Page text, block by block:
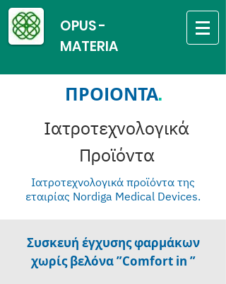
OPUS -
MATERIA
ΠΡΟΙΟΝΤΑ.
Ιατροτεχνολογικά
Προϊόντα
Ιατροτεχνολογικά προϊόντα της
εταιρίας Nordiga Medical Devices.
Συσκευή έγχυσης φαρμάκων
χωρίς βελόνα ”Comfort in ”